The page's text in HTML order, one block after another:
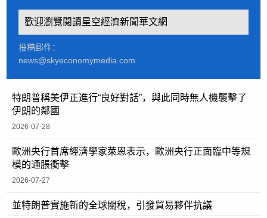
歡迎瀏覽閱讀星空經濟新聞華文網
投稿郵件：
news@skyeconomymedia.com
特朗普稱美伊正進行“良好對話”，與此同時無人機襲擊了
伊朗的鄰國
2026-07-28
歐洲央行首席經濟學家萊恩表示，歐洲央行正面臨中等規
模的通脹衝擊
2026-07-27
並特朗普實施新的全球關稅，引發貿易夥伴抗議